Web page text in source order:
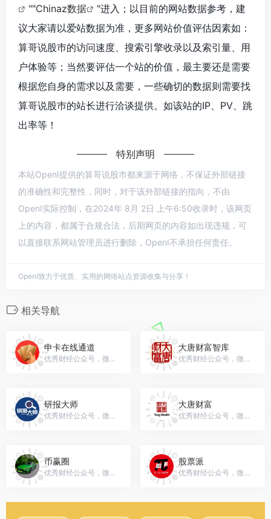
""Chinaz数据
"进入；以目前的网站数据参考，建
议大家请以爱站数据为准，更多网站价值评估因素如：
算哥说股巿的访问速度、搜索引擎收录以及索引量、用
户体验等；当然要评估一个站的价值，最主要还是需要
根据您自身的需求以及需要，一些确切的数据则需要找
算哥说股巿的站长进行洽谈提供。如该站的IP、PV、跳
出率等！
特别声明
本站OpenI提供的算哥说股巿都来源于网络，不保证外部链接
的准确性和完整性，同时，对于该外部链接的指向，不由
OpenI实际控制，在2024年 8月 2日 上午6:50收录时，该网页
上的内容，都属于合规合法，后期网页的内容如出现违规，可
以直接联系网站管理员进行删除，OpenI不承担任何责任。
OpenI致力于优质、实用的网络站点资源收集与分享！
相关导航
申卡在线通道
优秀财经公众号，微信号：gh_573c177c809f
大唐财富智库
优秀财经公众号，微信号：datangresearch
研报大师
优秀财经公众号，微信号：gh_47827aee5bdf
大唐财富
优秀财经公众号，微信号：datang_wealth
币赢圈
优秀财经公众号，微信号：gh_6e1d0aeede58
股票派
优秀财经公众号，微信号：gh_5064623800f1